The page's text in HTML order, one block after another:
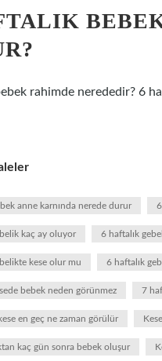
rahimde nerededir? 6
anne karnında nerede durur
kaç ay oluyor 6 haftalık
kese olur mu 6 haftalık
bebek neden görünmez 7
en geç ne zaman görülür
kaç gün sonra bebek oluşur